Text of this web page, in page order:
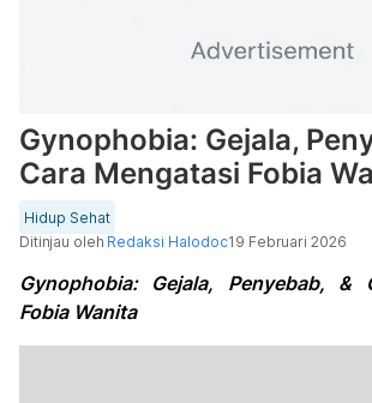
Gynophobia: Gejala,
Cara Mengatasi Fobia
Hidup Sehat
Ditinjau oleh Redaksi Halodoc19 Februari 2026
Gynophobia: Gejala, Penyebab, &
Fobia Wanita